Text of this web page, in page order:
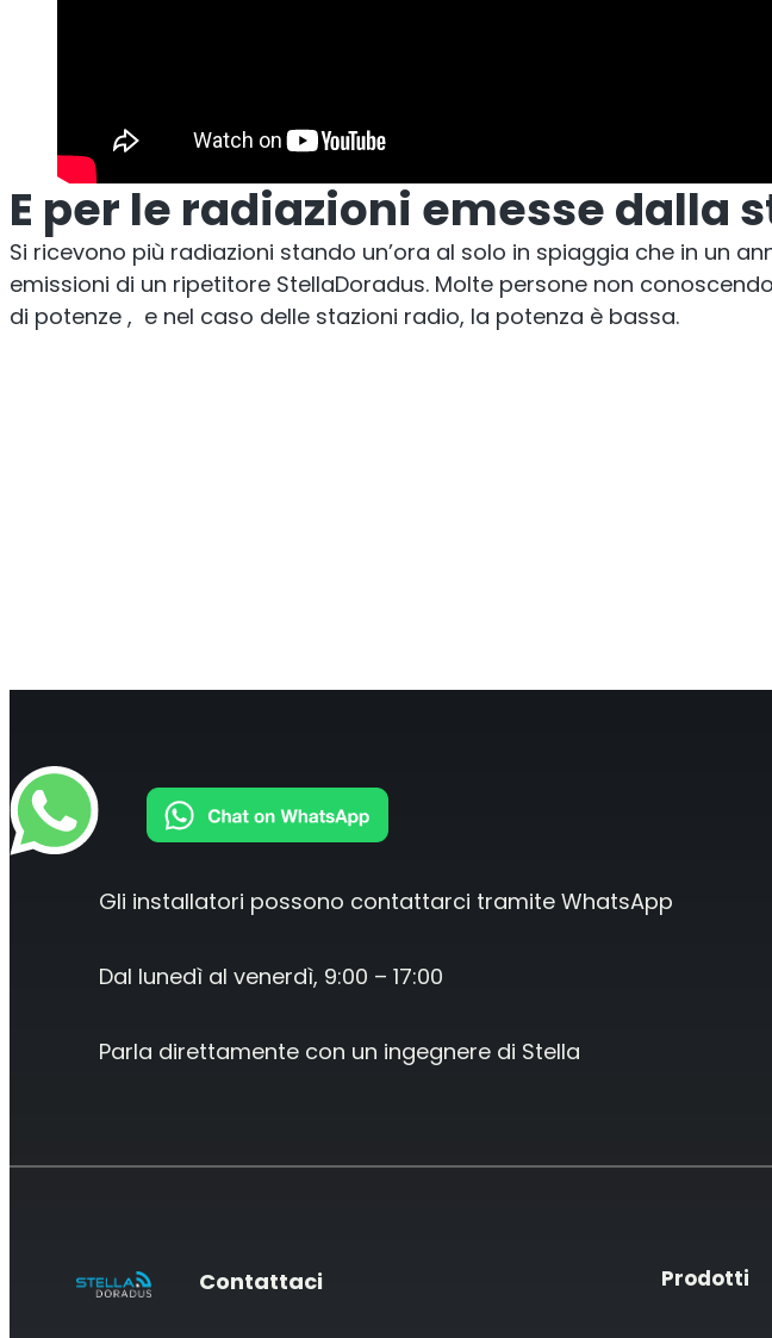
E per le radiazioni emesse dalla
Si ricevono più radiazioni stando un’ora al solo in spiaggia che in un
emissioni di un ripetitore StellaDoradus. Molte persone non
di potenze , e nel caso delle stazioni radio, la potenza è bassa.
Gli installatori possono contattarci tramite WhatsApp
Dal lunedì al venerdì, 9:00 – 17:00
Parla direttamente con un ingegnere di Stella
Contattaci Prodotti